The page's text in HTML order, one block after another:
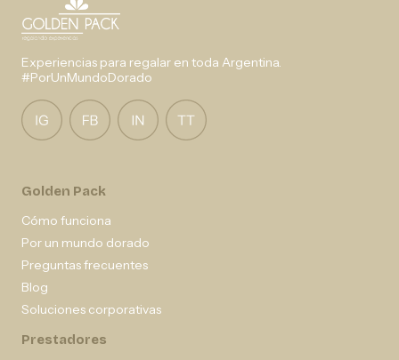
Experiencias para regalar en toda Argentina.
#PorUnMundoDorado
Golden Pack
Cómo funciona
Por un mundo dorado
Preguntas frecuentes
Blog
Soluciones corporativas
Prestadores